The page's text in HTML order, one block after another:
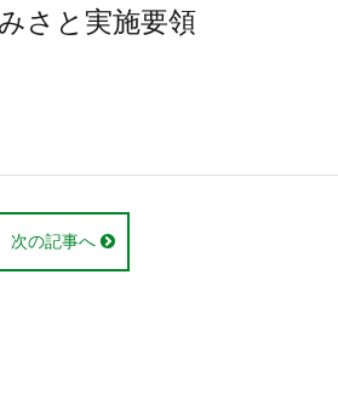
みさと実施要領
次の記事へ